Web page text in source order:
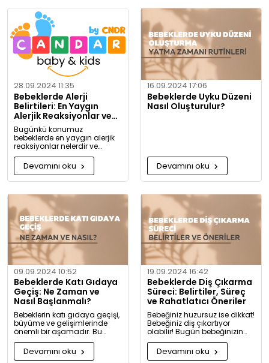
28.09.2024 11:35
Bebeklerde Alerji
Belirtileri: En Yaygın
Alerjik Reaksiyonlar ve
Önlemleri
Bugünkü konumuz
bebeklerde en yaygın alerjik
reaksiyonlar nelerdir ve
alerjiye karşı nasıl önlem
alınabilir? Artık alerjiye karşı
daha bilgili olacaksınız!
Devamını oku
16.09.2024 17:06
Bebeklerde Uyku Düzeni
Nasıl Oluşturulur?
Devamını oku
09.09.2024 10:52
Bebeklerde Katı Gıdaya
Geçiş: Ne Zaman ve
Nasıl Başlanmalı?
Bebeklerin katı gıdaya geçişi,
büyüme ve gelişimlerinde
önemli bir aşamadır. Bu
konuda bilmeniz gerekenleri
detaylıca anlattık!
Devamını oku
19.09.2024 16:42
Bebeklerde Diş Çıkarma
Süreci: Belirtiler, Süreç
ve Rahatlatıcı Öneriler
Bebeğiniz huzursuz ise dikkat!
Bebeğiniz diş çıkartıyor
olabilir! Bugün bebeğinizin
diş çıkarma belirtilerini ve sizi
rahatlatacak önerileri
paylaşıyoruz.
Devamını oku